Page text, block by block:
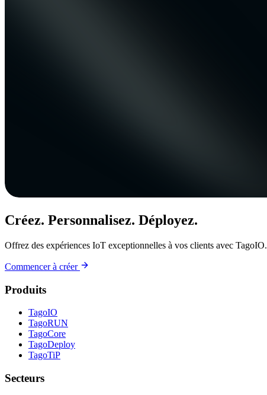
Créez. Personnalisez. Déployez.
Offrez des expériences IoT exceptionnelles à vos clients avec TagoIO.
Commencer à créer
Produits
TagoIO
TagoRUN
TagoCore
TagoDeploy
TagoTiP
Secteurs